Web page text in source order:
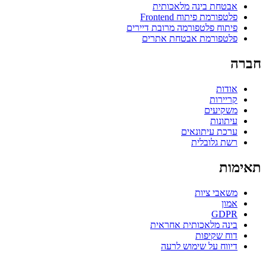
אבטחת בינה מלאכותית
פלטפורמת פיתוח Frontend
פיתוח פלטפורמה מרובת דיירים
פלטפורמת אבטחת אתרים
חברה
אודות
קריירות
משקיעים
עיתונות
ערכת עיתונאים
רשת גלובלית
תאימות
משאבי ציות
אמון
GDPR
בינה מלאכותית אחראית
דוח שקיפות
דיווח על שימוש לרעה